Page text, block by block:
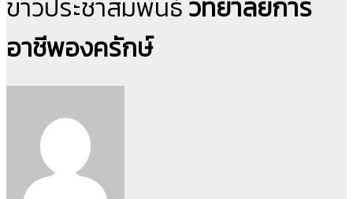
ข่าวประชาสัมพันธ์วิทยาลัยการ
อาชีพองครักษ์